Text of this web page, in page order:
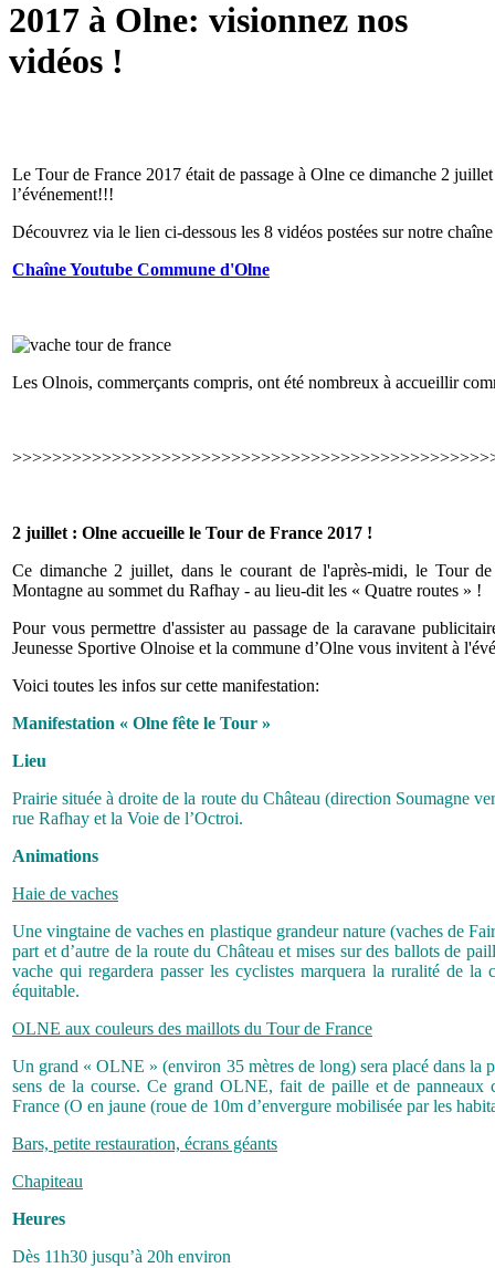
2017 à Olne: visionnez nos
vidéos !
Le Tour de France 2017 était de passage à Olne ce dimanche 2
l’événement!!!
Découvrez via le lien ci-dessous les 8 vidéos postées sur notre
Chaîne Youtube Commune d'Olne
Les Olnois, commerçants compris, ont été nombreux à accueillir
2 juillet : Olne accueille le Tour de France 2017 !
Ce dimanche 2 juillet, dans le courant de l'après-midi, le Tour
Montagne au sommet du Rafhay - au lieu-dit les « Quatre routes » !
Pour vous permettre d'assister au passage de la caravane
Jeunesse Sportive Olnoise et la commune d’Olne vous invitent à
Voici toutes les infos sur cette manifestation:
Manifestation « Olne fête le Tour »
Lieu
Prairie située à droite de la route du Château (direction Soumagne
rue Rafhay et la Voie de l’Octroi.
Animations
Haie de vaches
Une vingtaine de vaches en plastique grandeur nature (vaches de
part et d’autre de la route du Château et mises sur des ballots de
vache qui regardera passer les cyclistes marquera la ruralité de la
équitable.
OLNE aux couleurs des maillots du Tour de France
Un grand « OLNE » (environ 35 mètres de long) sera placé dans la
sens de la course. Ce grand OLNE, fait de paille et de panneaux
France (O en jaune (roue de 10m d’envergure mobilisée par les
Bars, petite restauration, écrans géants
Chapiteau
Heures
Dès 11h30 jusqu’à 20h environ